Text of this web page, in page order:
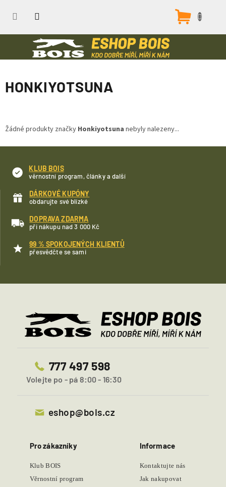
HONKIYOTSUNA
Žádné produkty značky Honkiyotsuna nebyly nalezeny...
KLUB BOIS
věrnostní program, články a další
DÁRKOVÉ KUPÓNY
obdarujte své blízké
DOPRAVA ZDARMA
při nákupu nad 3 000 Kč
99 % SPOKOJENÝCH KLIENTŮ
přesvědčte se sami
777 497 598
Volejte po - pá 8:00 - 16:30
eshop@bois.cz
Pro zákazníky
Klub BOIS
Věrnostní program
Informace
Kontaktujte nás
Jak nakupovat